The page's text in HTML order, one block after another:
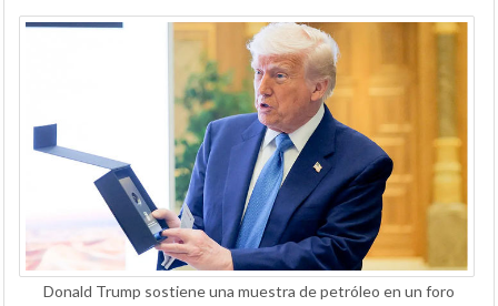
Donald Trump sostiene una muestra de petróleo en un foro